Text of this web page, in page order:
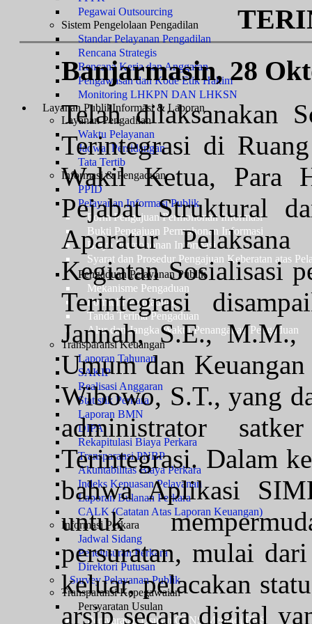
Pegawai Outsourcing
Sistem Pengelolaan Pengadilan
Standar Pelayanan Pengadilan
Rencana Strategis
Rencana Kerja dan Anggaran
Pengawasan dan Kode Etik Hakim
Monitoring LHKPN DAN LHKSN
Layanan PublikInformasi & Laporan
Layanan Pengadilan
Waktu Pelayanan
Jadwal Persidangan
Tata Tertib
Informasi & Pengaduan
PPID
Pelayanan Informasi Publik
Form Pengajuan Permohonan Informasi
Bukti Pengajuan Permohonan Informasi
Biaya Permohonan Informasi
Syarat dan Prosedur Pengajuan Keberatan atas
Pengaduan Pelayanan Publik
Mekanisme Pengaduan
Formulir Pengaduan
Tanda Terima Pengaduan
Alur dan Jangka Waktu Penanganan Pengaduan
Transparansi Keuangan
Laporan Tahunan
SAKIP
Realisasi Anggaran
Statistik Perkara
Laporan BMN
DIPA
Rekapitulasi Biaya Perkara
Transparansi PNBP
Akuntabilitas Biaya Perkara
Indeks Kepuasan Pelayanan
Laporan Bulanan Perkara
CALK (Catatan Atas Laporan Keuangan)
Informasi Perkara
Jadwal Sidang
Penelusuran Perkara
Direktori Putusan
Survey Pelayanan Publik
Transparansi Kepegawaian
Persyaratan Usulan
Persyaratan Usulan CPNS Menjadi PNS
Banjarmasin, 28
Telah dilaksanakan
Terintegrasi di
Wakil Ketua, Para
Pejabat Struktural
Aparatur
Kegiatan Sosialisasi
Terintegrasi
Jannah, S.E., M.M.,
Umum dan
Wibowo, S.T., yang
administrator
Terintegrasi. Dalam
bahwa Aplikasi
untuk
persuratan, mulai
keluar, pelacakan
arsip secara digital